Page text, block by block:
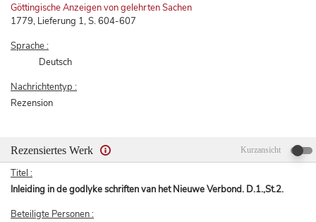
Göttingische Anzeigen von gelehrten Sachen
1779, Lieferung 1, S. 604-607
Sprache :
Deutsch
Nachrichtentyp :
Rezension
Rezensiertes Werk Kurzansicht
Titel :
Inleiding in de godlyke schriften van het Nieuwe Verbond. D.1.,St.2.
Beteiligte Personen :